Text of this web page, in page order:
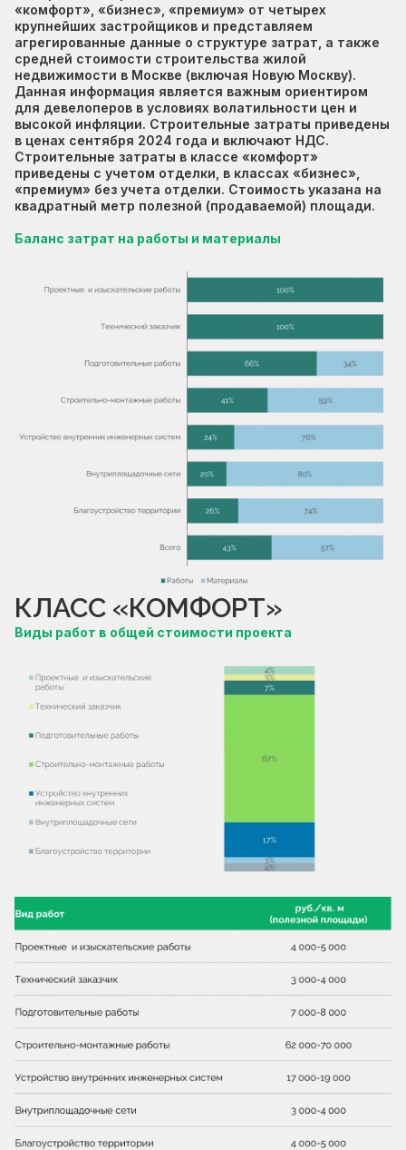
«комфорт», «бизнес», «премиум» от четырех
крупнейших застройщиков и представляем
агрегированные данные о структуре затрат, а также
средней стоимости строительства жилой
недвижимости в Москве (включая Новую Москву).
Данная информация является важным ориентиром
для девелоперов в условиях волатильности цен и
высокой инфляции. Строительные затраты приведены
в ценах сентября 2024 года и включают НДС.
Строительные затраты в классе «комфорт»
приведены с учетом отделки, в классах «бизнес»,
«премиум» без учета отделки. Стоимость указана на
квадратный метр полезной (продаваемой) площади.
Баланс затрат на работы и материалы
КЛАСС «КОМФОРТ»
Виды работ в общей стоимости проекта